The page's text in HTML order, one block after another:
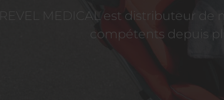
REVEL MEDICAL est distributeur
compétents depuis